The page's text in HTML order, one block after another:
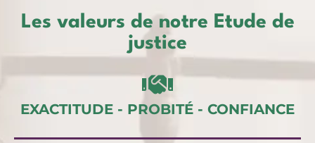
Les valeurs de notre Etude de
justice
EXACTITUDE - PROBITÉ - CONFIANCE